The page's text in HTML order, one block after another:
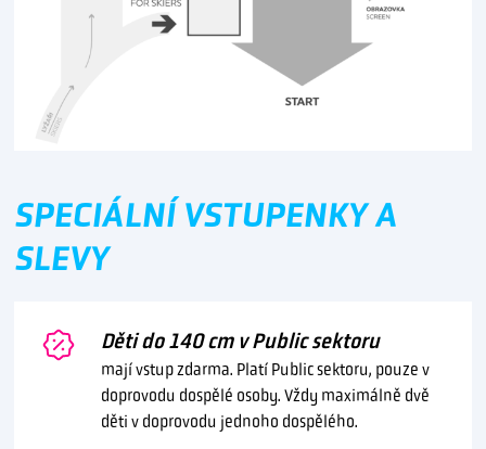
SPECIÁLNÍ VSTUPENKY A
SLEVY
Děti do 140 cm v Public sektoru
mají vstup zdarma. Platí Public sektoru, pouze v
doprovodu dospělé osoby. Vždy maximálně dvě
děti v doprovodu jednoho dospělého.